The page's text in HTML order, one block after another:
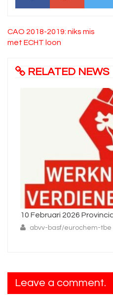
Bericht
navigatie
CAO 2018-2019: niks mis
met ECHT loon
RELATED NEWS
10 Februari 2026
abvv-basf/eurochem-tbe
Leave a comment.